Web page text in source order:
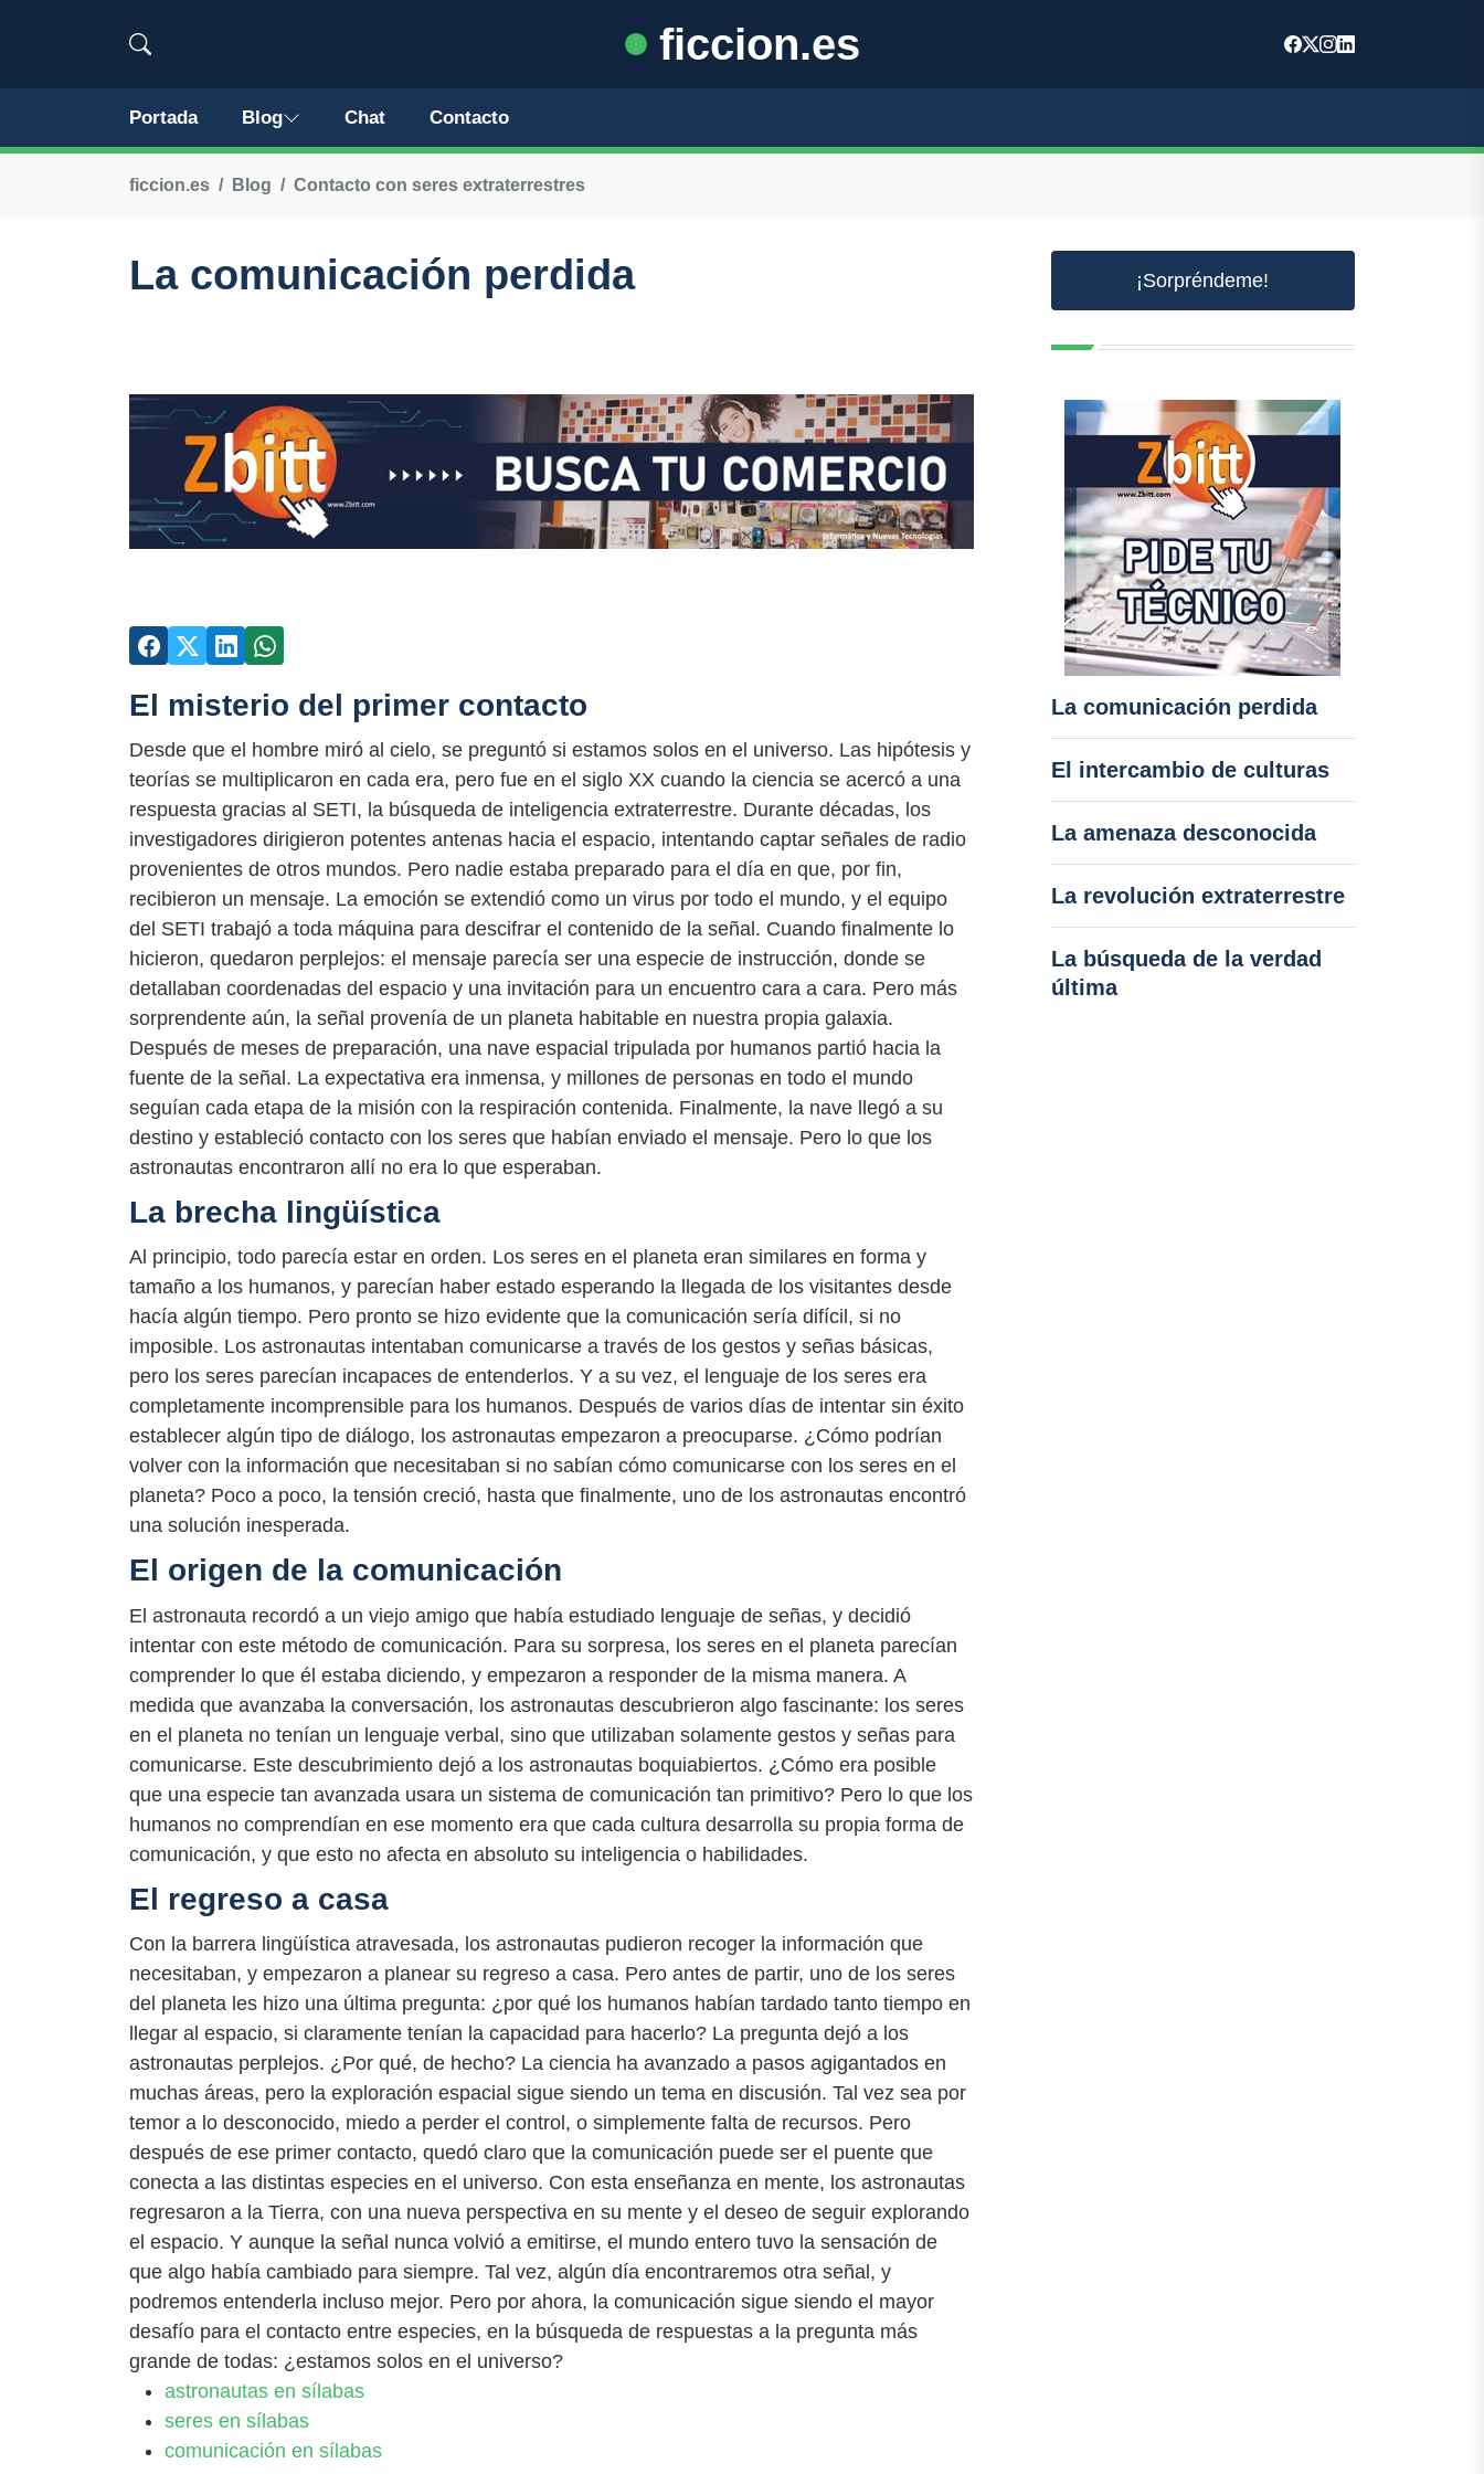
ficcion.es
Portada Blog Chat Contacto
ficcion.es Blog Contacto con seres extraterrestres
La comunicación perdida
El misterio del primer contacto
Desde que el hombre miró al cielo, se preguntó si estamos solos en el universo. Las hipótesis y
teorías se multiplicaron en cada era, pero fue en el siglo XX cuando la ciencia se acercó a una
respuesta gracias al SETI, la búsqueda de inteligencia extraterrestre. Durante décadas, los
investigadores dirigieron potentes antenas hacia el espacio, intentando captar señales de radio
provenientes de otros mundos. Pero nadie estaba preparado para el día en que, por fin,
recibieron un mensaje. La emoción se extendió como un virus por todo el mundo, y el equipo
del SETI trabajó a toda máquina para descifrar el contenido de la señal. Cuando finalmente lo
hicieron, quedaron perplejos: el mensaje parecía ser una especie de instrucción, donde se
detallaban coordenadas del espacio y una invitación para un encuentro cara a cara. Pero más
sorprendente aún, la señal provenía de un planeta habitable en nuestra propia galaxia.
Después de meses de preparación, una nave espacial tripulada por humanos partió hacia la
fuente de la señal. La expectativa era inmensa, y millones de personas en todo el mundo
seguían cada etapa de la misión con la respiración contenida. Finalmente, la nave llegó a su
destino y estableció contacto con los seres que habían enviado el mensaje. Pero lo que los
astronautas encontraron allí no era lo que esperaban.
La brecha lingüística
Al principio, todo parecía estar en orden. Los seres en el planeta eran similares en forma y
tamaño a los humanos, y parecían haber estado esperando la llegada de los visitantes desde
hacía algún tiempo. Pero pronto se hizo evidente que la comunicación sería difícil, si no
imposible. Los astronautas intentaban comunicarse a través de los gestos y señas básicas,
pero los seres parecían incapaces de entenderlos. Y a su vez, el lenguaje de los seres era
completamente incomprensible para los humanos. Después de varios días de intentar sin éxito
establecer algún tipo de diálogo, los astronautas empezaron a preocuparse. ¿Cómo podrían
volver con la información que necesitaban si no sabían cómo comunicarse con los seres en el
planeta? Poco a poco, la tensión creció, hasta que finalmente, uno de los astronautas encontró
una solución inesperada.
El origen de la comunicación
El astronauta recordó a un viejo amigo que había estudiado lenguaje de señas, y decidió
intentar con este método de comunicación. Para su sorpresa, los seres en el planeta parecían
comprender lo que él estaba diciendo, y empezaron a responder de la misma manera. A
medida que avanzaba la conversación, los astronautas descubrieron algo fascinante: los seres
en el planeta no tenían un lenguaje verbal, sino que utilizaban solamente gestos y señas para
comunicarse. Este descubrimiento dejó a los astronautas boquiabiertos. ¿Cómo era posible
que una especie tan avanzada usara un sistema de comunicación tan primitivo? Pero lo que los
humanos no comprendían en ese momento era que cada cultura desarrolla su propia forma de
comunicación, y que esto no afecta en absoluto su inteligencia o habilidades.
El regreso a casa
Con la barrera lingüística atravesada, los astronautas pudieron recoger la información que
necesitaban, y empezaron a planear su regreso a casa. Pero antes de partir, uno de los seres
del planeta les hizo una última pregunta: ¿por qué los humanos habían tardado tanto tiempo en
llegar al espacio, si claramente tenían la capacidad para hacerlo? La pregunta dejó a los
astronautas perplejos. ¿Por qué, de hecho? La ciencia ha avanzado a pasos agigantados en
muchas áreas, pero la exploración espacial sigue siendo un tema en discusión. Tal vez sea por
temor a lo desconocido, miedo a perder el control, o simplemente falta de recursos. Pero
después de ese primer contacto, quedó claro que la comunicación puede ser el puente que
conecta a las distintas especies en el universo. Con esta enseñanza en mente, los astronautas
regresaron a la Tierra, con una nueva perspectiva en su mente y el deseo de seguir explorando
el espacio. Y aunque la señal nunca volvió a emitirse, el mundo entero tuvo la sensación de
que algo había cambiado para siempre. Tal vez, algún día encontraremos otra señal, y
podremos entenderla incluso mejor. Pero por ahora, la comunicación sigue siendo el mayor
desafío para el contacto entre especies, en la búsqueda de respuestas a la pregunta más
grande de todas: ¿estamos solos en el universo?
astronautas en sílabas
seres en sílabas
comunicación en sílabas
¡Sorpréndeme!
La comunicación perdida
El intercambio de culturas
La amenaza desconocida
La revolución extraterrestre
La búsqueda de la verdad
última